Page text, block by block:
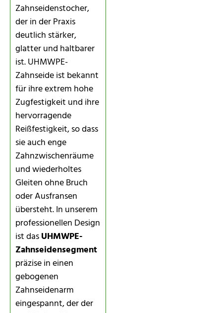
Zahnseidenstocher,
der in der Praxis
deutlich stärker,
glatter und haltbarer
ist. UHMWPE-
Zahnseide ist bekannt
für ihre extrem hohe
Zugfestigkeit und ihre
hervorragende
Reißfestigkeit, so dass
sie auch enge
Zahnzwischenräume
und wiederholtes
Gleiten ohne Bruch
oder Ausfransen
übersteht. In unserem
professionellen Design
ist dasUHMWPE-
Zahnseidensegment
präzise in einen
gebogenen
Zahnseidenarm
eingespannt, der der